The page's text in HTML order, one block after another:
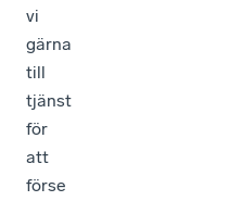
vi
gärna
till
tjänst
för
att
förse